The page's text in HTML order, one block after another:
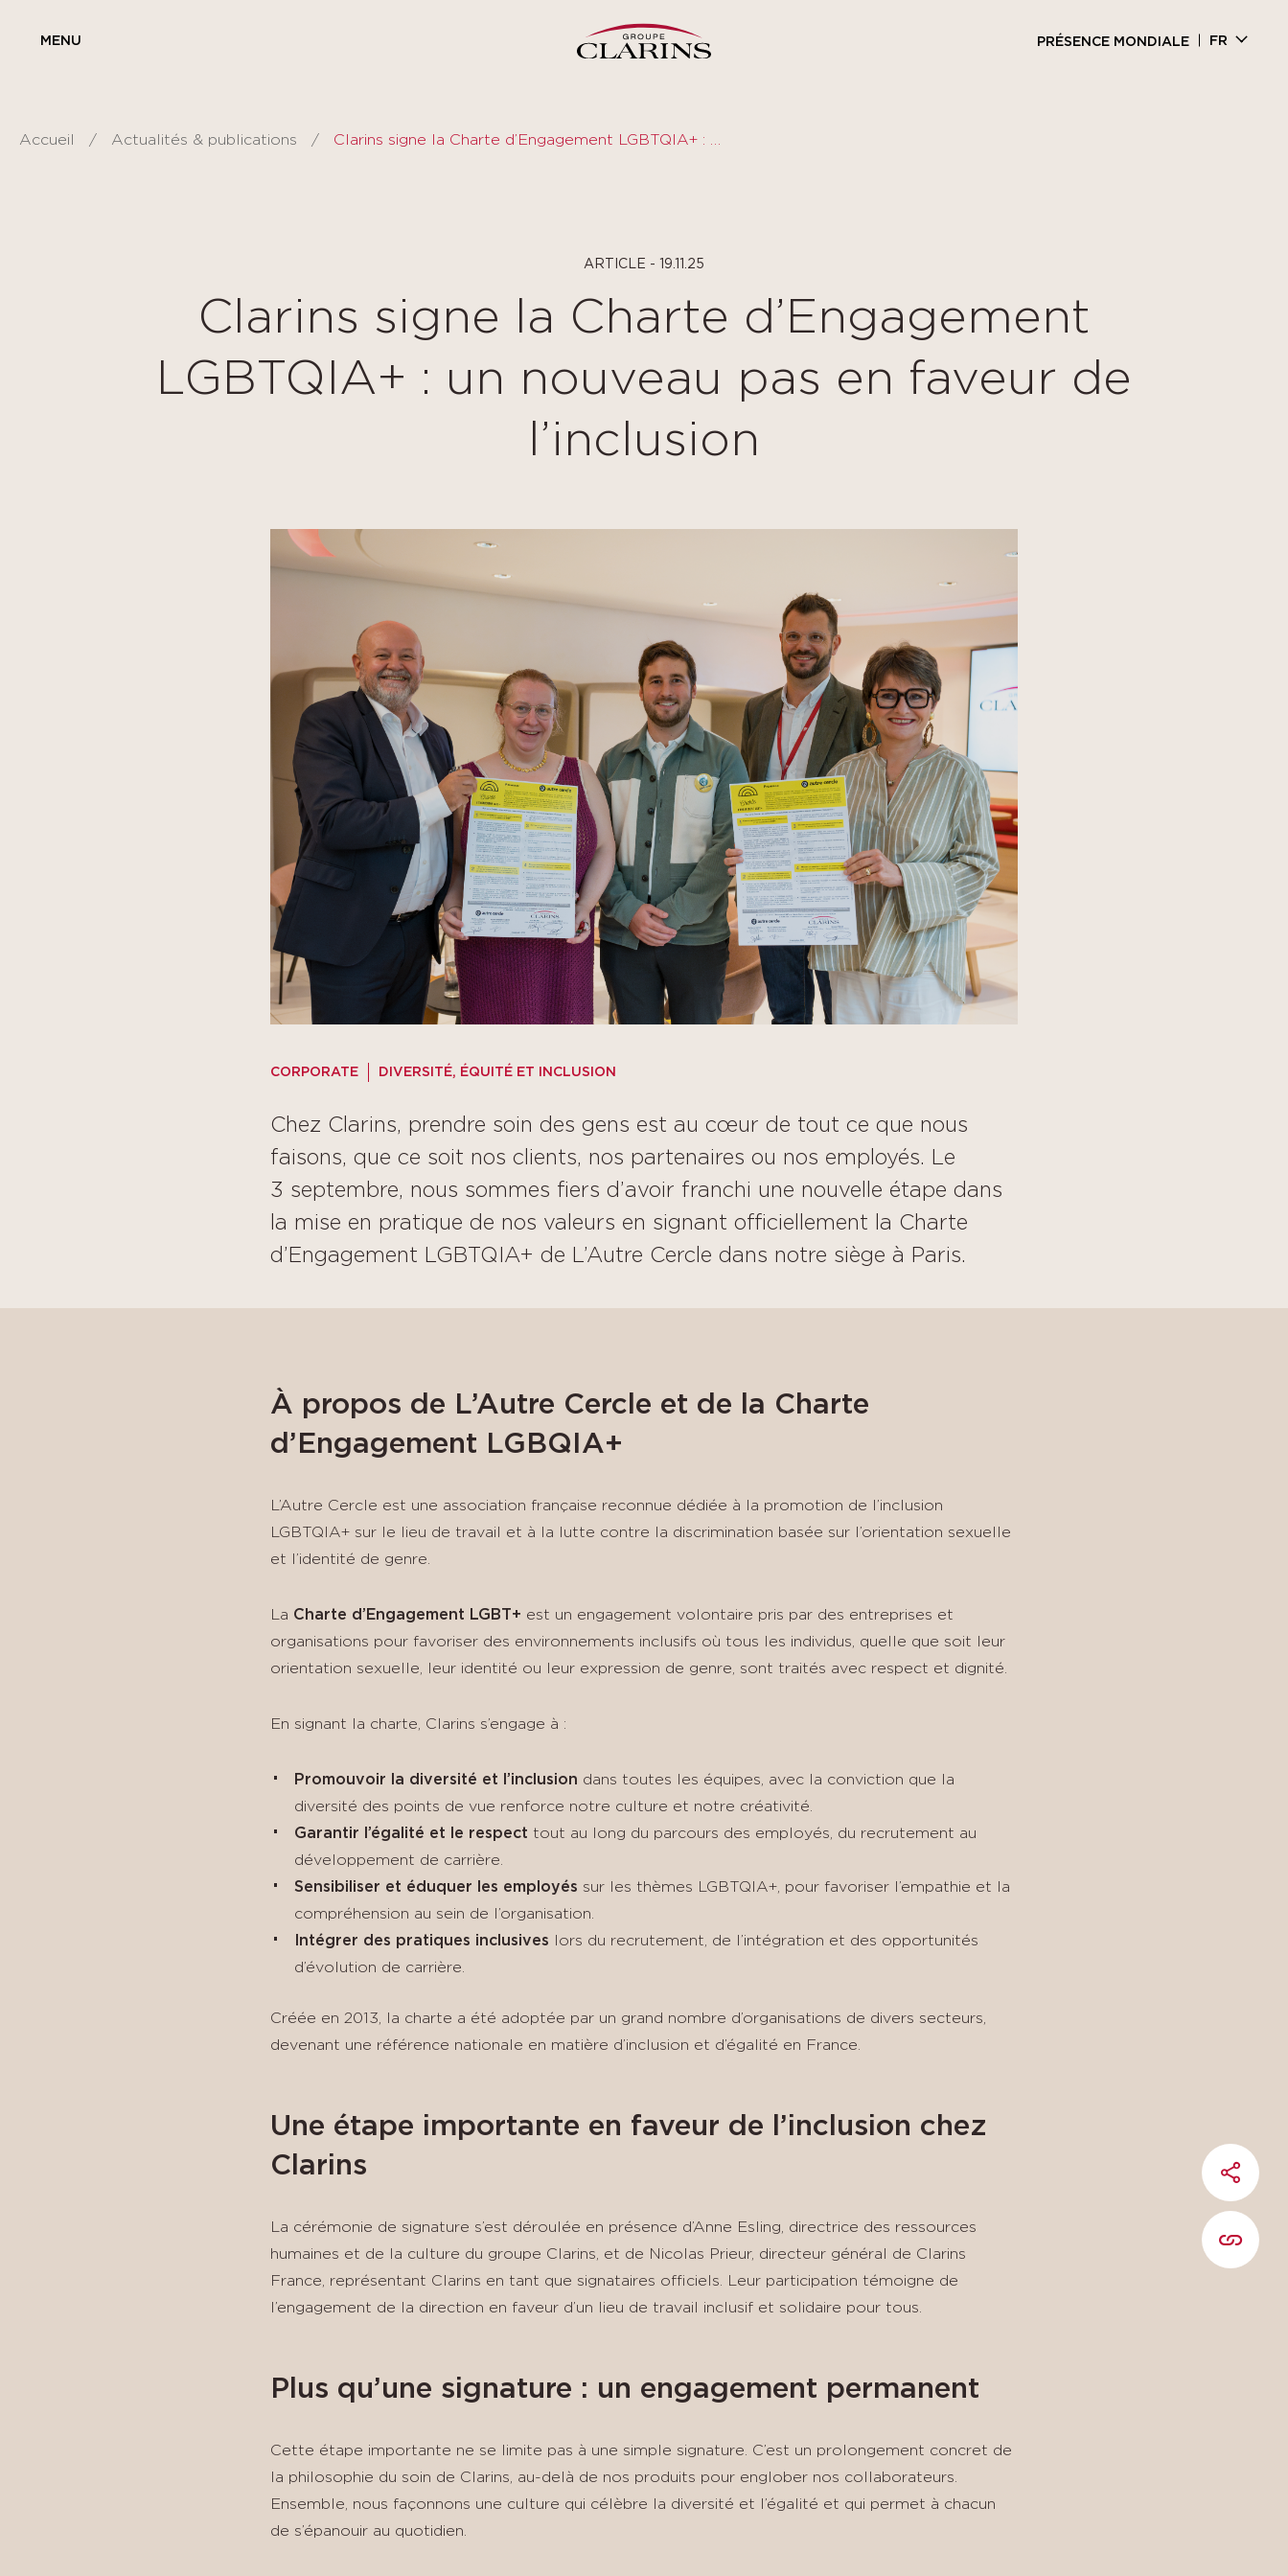
MENU PRÉSENCE MONDIALE FR
COPIER
Accueil Actualités & publications
ARTICLE - 19.11.25
Clarins signe la Charte d’Engagement
LGBTQIA+ : un nouveau pas en faveur de
l’inclusion
CORPORATE DIVERSITÉ, ÉQUITÉ ET INCLUSION
Chez Clarins, prendre soin des gens est au cœur de tout ce que nous
faisons, que ce soit nos clients, nos partenaires ou nos employés. Le
3 septembre, nous sommes fiers d’avoir franchi une nouvelle étape dans
la mise en pratique de nos valeurs en signant officiellement la Charte
d’Engagement LGBTQIA+ de L’Autre Cercle dans notre siège à Paris.
À propos de L’Autre Cercle et de la Charte
d’Engagement LGBQIA+
L’Autre Cercle est une association française reconnue dédiée à la promotion de l’inclusion
LGBTQIA+ sur le lieu de travail et à la lutte contre la discrimination basée sur l’orientation sexuelle
et l’identité de genre.
La Charte d’Engagement LGBT+ est un engagement volontaire pris par des entreprises et
organisations pour favoriser des environnements inclusifs où tous les individus, quelle que soit leur
orientation sexuelle, leur identité ou leur expression de genre, sont traités avec respect et dignité.
En signant la charte, Clarins s’engage à :
Promouvoir la diversité et l’inclusion dans toutes les équipes, avec la conviction que la
diversité des points de vue renforce notre culture et notre créativité.
Garantir l’égalité et le respect tout au long du parcours des employés, du recrutement au
développement de carrière.
Sensibiliser et éduquer les employés sur les thèmes LGBTQIA+, pour favoriser l’empathie et la
compréhension au sein de l’organisation.
Intégrer des pratiques inclusives lors du recrutement, de l’intégration et des opportunités
d’évolution de carrière.
Créée en 2013, la charte a été adoptée par un grand nombre d’organisations de divers secteurs,
devenant une référence nationale en matière d’inclusion et d’égalité en France.
Une étape importante en faveur de l’inclusion chez
Clarins
La cérémonie de signature s’est déroulée en présence d’Anne Esling, directrice des ressources
humaines et de la culture du groupe Clarins, et de Nicolas Prieur, directeur général de Clarins
France, représentant Clarins en tant que signataires officiels. Leur participation témoigne de
l’engagement de la direction en faveur d’un lieu de travail inclusif et solidaire pour tous.
Plus qu’une signature : un engagement permanent
Cette étape importante ne se limite pas à une simple signature. C’est un prolongement concret de
la philosophie du soin de Clarins, au-delà de nos produits pour englober nos collaborateurs.
Ensemble, nous façonnons une culture qui célèbre la diversité et l’égalité et qui permet à chacun
de s’épanouir au quotidien.